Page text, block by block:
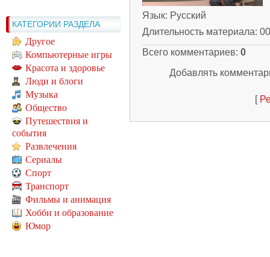
КАТЕГОРИИ РАЗДЕЛА
Другое
Компьютерные игры
Красота и здоровье
Люди и блоги
Музыка
Общество
Путешествия и
события
Развлечения
Сериалы
Спорт
Транспорт
Фильмы и анимация
Хобби и образование
Юмор
Язык: Русский
Длительность материала:
Всего комментариев: 0
Добавлять
[